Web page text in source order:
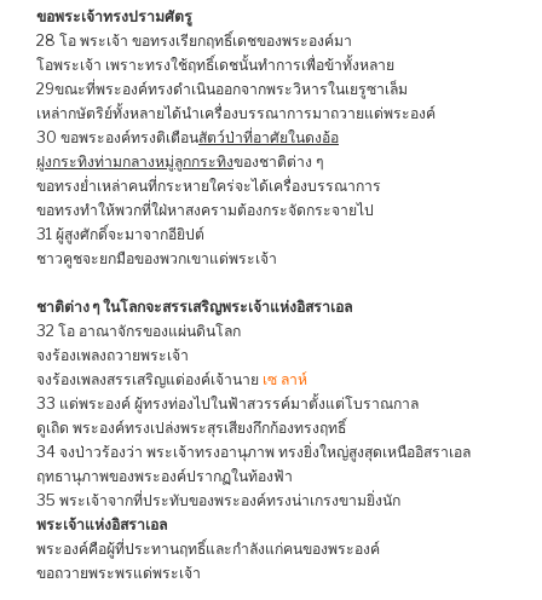
ขอพระเจ้าทรงปรามศัตรู
28 โอ พระเจ้า ขอทรงเรียกฤทธิ์เดชของพระองค์มา
โอพระเจ้า เพราะทรงใช้ฤทธิ์เดชนั้นทำการเพื่อข้าทั้งหลาย
29ขณะที่พระองค์ทรงดำเนินออกจากพระวิหารในเยรูซาเล็ม
เหล่ากษัตริย์ทั้งหลายได้นำเครื่องบรรณาการมาถวายแด่พระองค์
30 ขอพระองค์ทรงติเตือนสัตว์ป่าที่อาศัยในดงอ้อ
ฝูงกระทิงท่ามกลางหมู่ลูกกระทิงของชาติต่าง ๆ
ขอทรงย่ำเหล่าคนที่กระหายใคร่จะได้เครื่องบรรณาการ
ขอทรงทำให้พวกที่ใฝ่หาสงครามต้องกระจัดกระจายไป
31 ผู้สูงศักดิ์จะมาจากอียิปต์
ชาวคูชจะยกมือของพวกเขาแด่พระเจ้า
ชาติต่าง ๆ ในโลกจะสรรเสริญพระเจ้าแห่งอิสราเอล
32 โอ อาณาจักรของแผ่นดินโลก
จงร้องเพลงถวายพระเจ้า
จงร้องเพลงสรรเสริญแด่องค์เจ้านาย เซ ลาห์
33 แด่พระองค์ ผู้ทรงท่องไปในฟ้าสวรรค์มาตั้งแต่โบราณกาล
ดูเถิด พระองค์ทรงเปล่งพระสุรเสียงกึกก้องทรงฤทธิ์
34 จงป่าวร้องว่า พระเจ้าทรงอานุภาพ ทรงยิ่งใหญ่สูงสุดเหนืออิสราเอล
ฤทธานุภาพของพระองค์ปรากฏในท้องฟ้า
35 พระเจ้าจากที่ประทับของพระองค์ทรงน่าเกรงขามยิ่งนัก
พระเจ้าแห่งอิสราเอล
พระองค์คือผู้ที่ประทานฤทธิ์และกำลังแก่คนของพระองค์
ขอถวายพระพรแด่พระเจ้า